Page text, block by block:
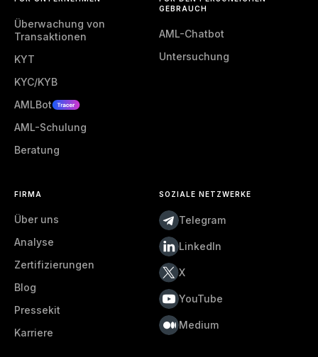
Überwachung von
Transaktionen
KYT
KYC/KYB
AMLBot
AML-Schulung
Beratung
GEBRAUCH
AML-Chatbot
Untersuchung
FIRMA
Über uns
Analyse
Zertifizierungen
Blog
Pressekit
Karriere
SOZIALE NETZWERKE
Telegram
LinkedIn
X
YouTube
Medium